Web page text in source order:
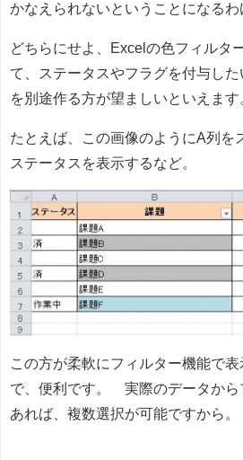
かなえられないということになるわ
どちらにせよ、Excelの色フィルタ
て、ステータスやフラグを付与し
を別途作る方が望ましいといえます
たとえば、この画像のようにA列を
ステータスを表示するなど。
この方が柔軟にフィルター機能で
で、便利です。 実際のデータから
あれば、複数選択が可能ですから。